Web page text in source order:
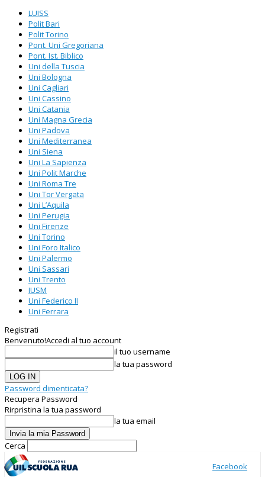
LUISS
Polit Bari
Polit Torino
Pont. Uni Gregoriana
Pont. Ist. Biblico
Uni della Tuscia
Uni Bologna
Uni Cagliari
Uni Cassino
Uni Catania
Uni Magna Grecia
Uni Padova
Uni Mediterranea
Uni Siena
Uni La Sapienza
Uni Polit Marche
Uni Roma Tre
Uni Tor Vergata
Uni L’Aquila
Uni Perugia
Uni Firenze
Uni Torino
Uni Foro Italico
Uni Palermo
Uni Sassari
Uni Trento
IUSM
Uni Federico II
Uni Ferrara
Registrati
Benvenuto!Accedi al tuo account
il tuo username
la tua password
Password dimenticata?
Recupera Password
Rirpristina la tua password
la tua email
Cerca
Facebook